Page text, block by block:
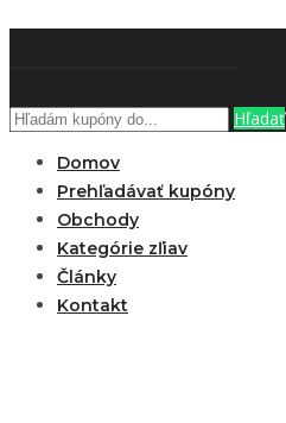
Hľadať
Domov
Prehľadávať kupóny
Obchody
Kategórie zľiav
Články
Kontakt